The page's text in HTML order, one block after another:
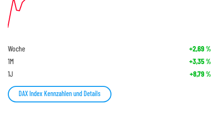
Woche +2,69%
1M +3,35%
1J +8,79%
DAX Index Kennzahlen und Details